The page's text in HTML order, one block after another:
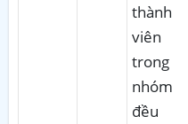
thành
viên
trong
nhóm
đều